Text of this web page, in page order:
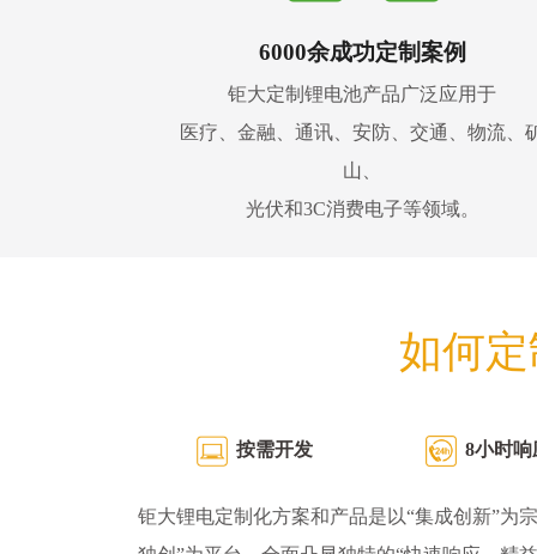
6000余成功定制案例
钜大定制锂电池产品广泛应用于
医疗、金融、通讯、安防、交通、物流、
山、
光伏和3C消费电子等领域。
如何
按需开发 8小时响
钜大锂电定制化方案和产品是以“集成创新”为